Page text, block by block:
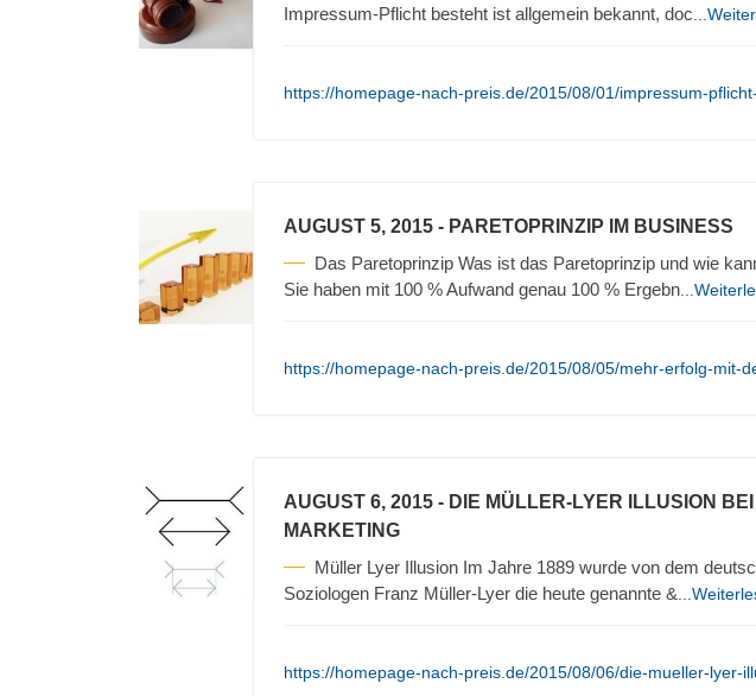
Impressum-Pflicht besteht ist allgemein bekannt, doc
https://homepage-nach-preis.de/2015/08/01/impressum-
AUGUST 5, 2015 - PARETOPRINZIP IM BUSINESS
Das Paretoprinzip Was ist das Paretoprinzip und wie
Sie haben mit 100 % Aufwand genau 100 % Ergebn
https://homepage-nach-preis.de/2015/08/05/mehr-erfolg-mit-
AUGUST 6, 2015 - DIE MÜLLER-LYER ILLUSION
MARKETING
Müller Lyer Illusion Im Jahre 1889 wurde von dem
Soziologen Franz Müller-Lyer die heute genannte &
https://homepage-nach-preis.de/2015/08/06/die-mueller-lyer-